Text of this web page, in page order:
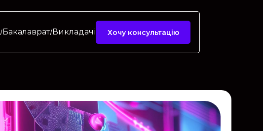
Бакалаврат Викладачі Хочу консультацію